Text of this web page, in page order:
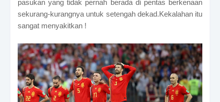
pasukan yang tidak pernah berada di pentas berkenaan
sekurang-kurangnya untuk setengah dekad.Kekalahan itu
sangat menyakitkan !